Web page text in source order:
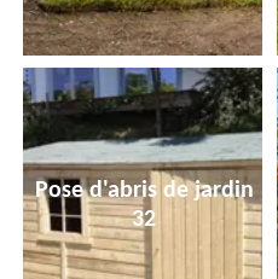
Pose d'abris de jardin
32